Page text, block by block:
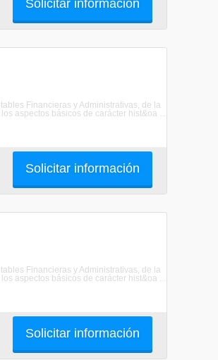
Solicitar información
Financieras y Administrativas, de la
aspectos básicos de carácter hist&oa ...
Solicitar información
Financieras y Administrativas, de la
aspectos básicos de carácter hist&oa ...
Solicitar información